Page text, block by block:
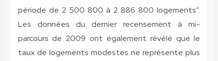
période de 2 500 800 à 2 886 800 logements”.
Les données du dernier recensement à mi-
parcours de 2009 ont également révélé que le
taux de logements modestes ne représente plus